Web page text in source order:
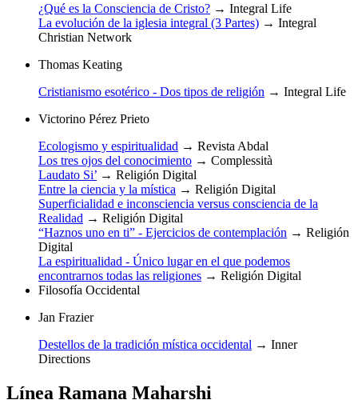
¿Qué es la Consciencia de Cristo? → Integral Life
La evolución de la iglesia integral (3 Partes) → Integral
Christian Network
Thomas Keating
Cristianismo esotérico - Dos tipos de religión → Integral Life
Victorino Pérez Prieto
Ecologismo y espiritualidad → Revista Abdal
Los tres ojos del conocimiento → Complessità
Laudato Si’ → Religión Digital
Entre la ciencia y la mística → Religión Digital
Superficialidad e inconsciencia versus consciencia de la
Realidad → Religión Digital
“Haznos uno en ti” - Ejercicios de contemplación → Religión
Digital
La espiritualidad - Único lugar en el que podemos
encontrarnos todas las religiones → Religión Digital
Filosofía Occidental
Jan Frazier
Destellos de la tradición mística occidental → Inner
Directions
Línea Ramana Maharshi